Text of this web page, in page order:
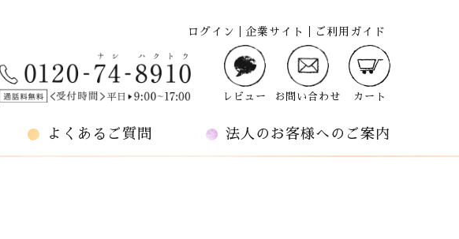
ログイン 企業サイト ご利用ガイド
レビュー お問い合わせ カート
よくあるご質問 法人のお客様へのご案内